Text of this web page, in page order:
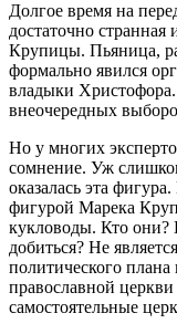
Долгое время на
достаточно
Крупицы. Пьяница,
формально явился
владыки
внеочередных
Но у многих
сомнение. Уж
оказалась эта
фигурой Марека
кукловоды. Кто они?
добиться? Не
политического
православной
самостоятельные